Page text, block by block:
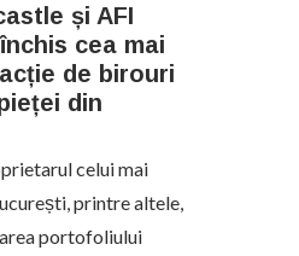
și AFI
cea mai
de birouri
din
celui mai
printre altele,
portofoliului